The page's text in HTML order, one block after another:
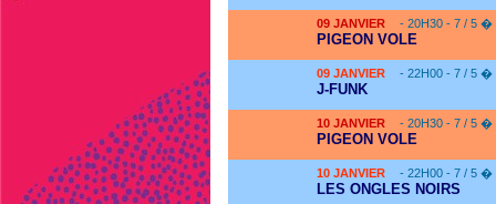
09 JANVIER - 20H30 - 7 / 5 �
PIGEON VOLE
09 JANVIER - 22H00 - 7 / 5 �
J-FUNK
10 JANVIER - 20H30 - 7 / 5 �
PIGEON VOLE
10 JANVIER - 22H00 - 7 / 5 �
LES ONGLES NOIRS